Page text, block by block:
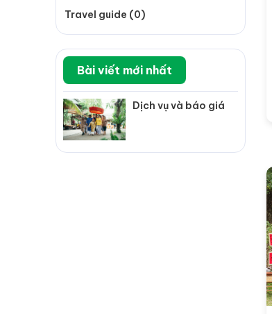
Travel guide (0)
Bài viết mới nhất
Dịch vụ và báo giá